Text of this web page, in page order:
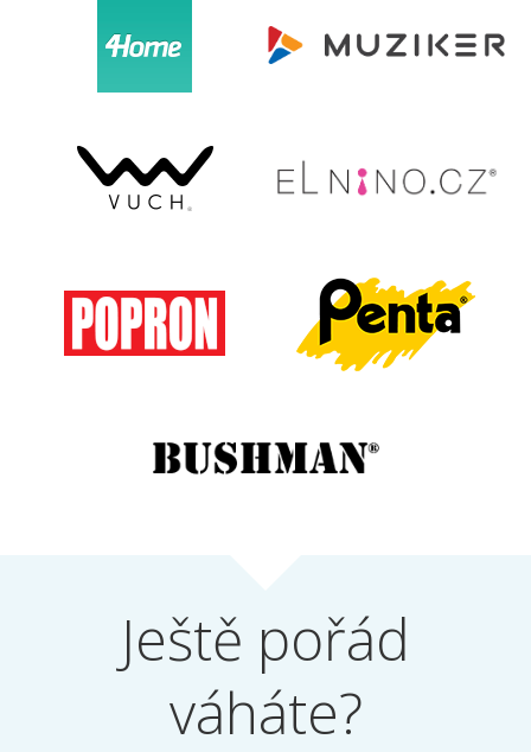
Ještě pořád
váháte?